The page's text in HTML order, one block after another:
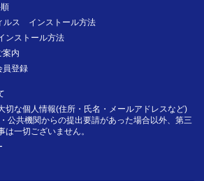
ルス インストール方法
ンストール方法
案内
員登録
切な個人情報(住所・氏名・メールアドレスなど)
公共機関からの提出要請があった場合以外、第三
一切ございません。